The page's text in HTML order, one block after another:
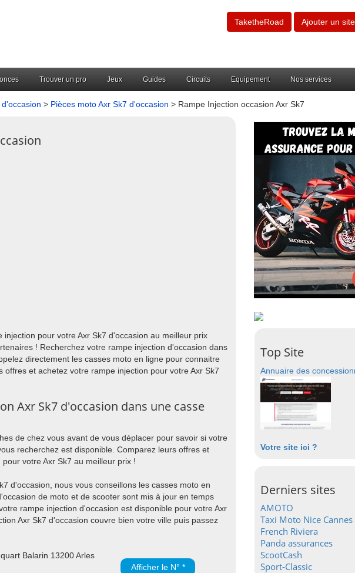
TaketheRoad Ajouter un site
Trouver un pro Jeux Guides Circuits Equipement Nos services
> Pièces moto Axr Sk7 d'occasion > Rampe Injection occasion Axr Sk7
pour votre Axr Sk7 d'occasion au meilleur prix
! Recherchez votre rampe injection d'occasion dans
directement les casses moto en ligne pour connaitre
offres et achetez votre rampe injection pour votre Axr Sk7
Axr Sk7 d'occasion dans une casse
de chez vous avant de vous déplacer pour savoir si votre
recherchez est disponible. Comparez leurs offres et
votre Axr Sk7 au meilleur prix !
d'occasion, nous vous conseillons les casses moto en
de moto et de scooter sont mis à jour en temps
rampe injection d'occasion est disponible pour votre Axr
Axr Sk7 d'occasion couvre bien votre ville puis passez
Balarin 13200 Arles
Afficher le N° *
Top Site
Annuaire des
Votre site ici ?
Derniers sites
AMOTO
Taxi Moto Nice
French Riviera
Panda assurances
ScootCash
Sport-Classic